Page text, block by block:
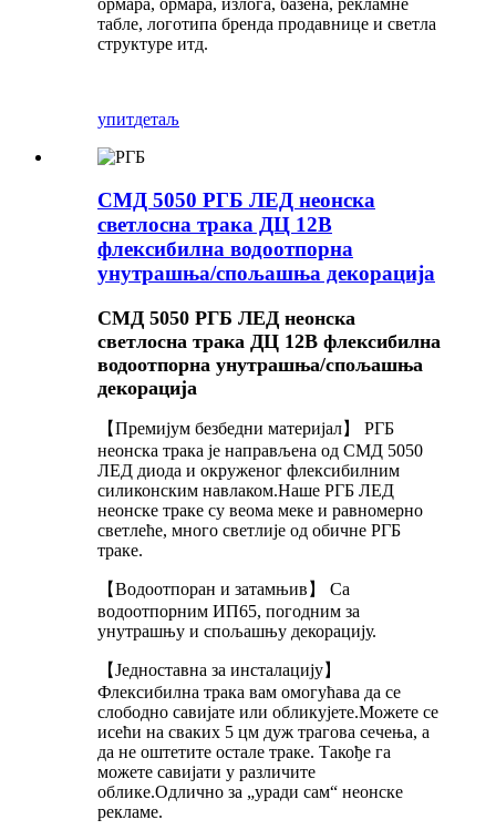
ормара, ормара, излога, базена, рекламне
табле, логотипа бренда продавнице и светла
структуре итд.
упитдетаљ
СМД 5050 РГБ ЛЕД неонска
светлосна трака ДЦ 12В
флексибилна водоотпорна
унутрашња/спољашња декорација
СМД 5050 РГБ ЛЕД неонска
светлосна трака ДЦ 12В флексибилна
водоотпорна унутрашња/спољашња
декорација
【Премијум безбедни материјал】 РГБ
неонска трака је направљена од СМД 5050
ЛЕД диода и окруженог флексибилним
силиконским навлаком.Наше РГБ ЛЕД
неонске траке су веома меке и равномерно
светлеће, много светлије од обичне РГБ
траке.
【Водоотпоран и затамњив】 Са
водоотпорним ИП65, погодним за
унутрашњу и спољашњу декорацију.
【Једноставна за инсталацију】
Флексибилна трака вам омогућава да се
слободно савијате или обликујете.Можете се
исећи на сваких 5 цм дуж трагова сечења, а
да не оштетите остале траке. Такође га
можете савијати у различите
облике.Одлично за „уради сам“ неонске
рекламе.